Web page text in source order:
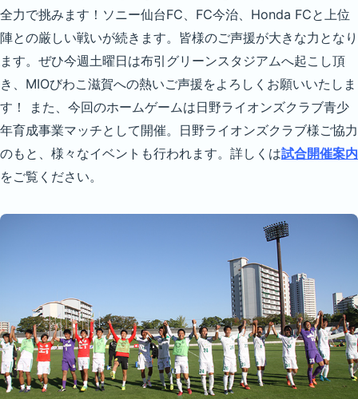
全力で挑みます！ソニー仙台FC、FC今治、Honda FCと上位
陣との厳しい戦いが続きます。皆様のご声援が大きな力となり
ます。ぜひ今週土曜日は布引グリーンスタジアムへ起こし頂
き、MIOびわこ滋賀への熱いご声援をよろしくお願いいたしま
す！ また、今回のホームゲームは日野ライオンズクラブ青少
年育成事業マッチとして開催。日野ライオンズクラブ様ご協力
のもと、様々なイベントも行われます。詳しくは試合開催案内
をご覧ください。